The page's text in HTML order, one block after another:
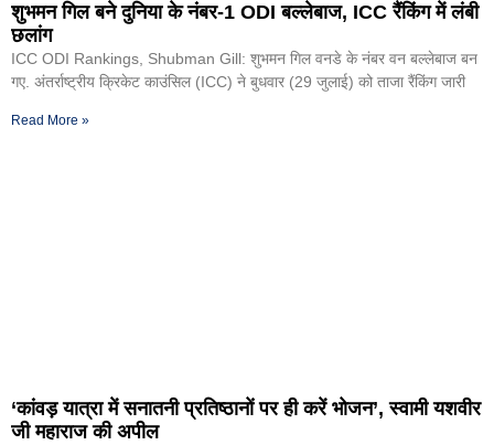
शुभमन गिल बने दुनिया के नंबर-1 ODI बल्लेबाज, ICC रैंकिंग में लंबी
छलांग
ICC ODI Rankings, Shubman Gill: शुभमन गिल वनडे के नंबर वन बल्लेबाज बन
गए. अंतर्राष्ट्रीय क्रिकेट काउंसिल (ICC) ने बुधवार (29 जुलाई) को ताजा रैंकिंग जारी
Read More »
‘कांवड़ यात्रा में सनातनी प्रतिष्ठानों पर ही करें भोजन’, स्वामी यशवीर
जी महाराज की अपील